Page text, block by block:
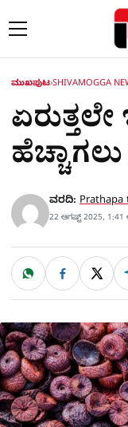
ಮುಖಪುಟ›SHIVAMOGGA
ವರದಿ: Prathapa
22 ಆಗಷ್ಟ್ 2025,
ಹಂಚಿಕೊಳ್ಳಿ
W
a
t
p
p
F
c
e
o
k
X